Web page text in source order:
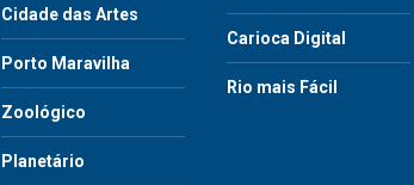
Cidade das Artes
Porto Maravilha
Zoológico
Planetário
Carioca Digital
Rio mais Fácil